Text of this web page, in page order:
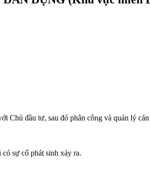
đầu tư, sau đó phân công và quản lý
sự cố phát sinh xảy ra.